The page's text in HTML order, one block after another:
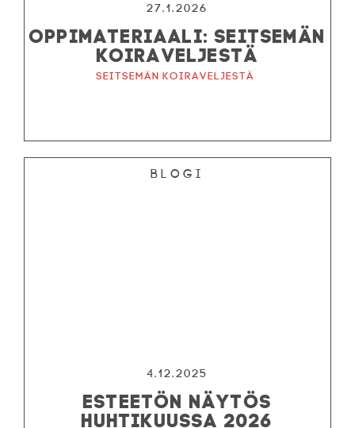
27.1.2026
OPPIMATERIAALI: SEITSEMÄN
KOIRAVELJESTÄ
Seitsemän koiraveljestä
Blogi
4.12.2025
ESTEETÖN NÄYTÖS
HUHTIKUUSSA 2026